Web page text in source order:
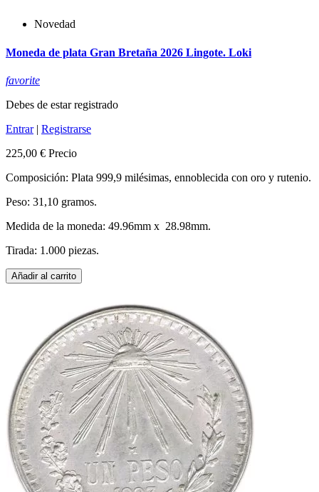
Novedad
Moneda de plata Gran Bretaña 2026 Lingote. Loki
favorite
Debes de estar registrado
Entrar| Registrarse
225,00 € Precio
Composición: Plata 999,9 milésimas, ennoblecida con oro y rutenio.
Peso: 31,10 gramos.
Medida de la moneda: 49.96mm x 28.98mm.
Tirada: 1.000 piezas.
Añadir al carrito